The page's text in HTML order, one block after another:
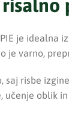
je idealna
je varno,
risbe
učenje oblik